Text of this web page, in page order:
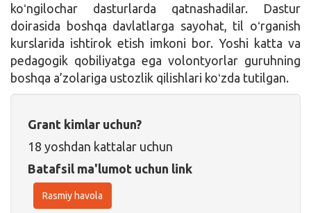
koʻngilochar dasturlarda qatnashadilar. Dastur
doirasida boshqa davlatlarga sayohat, til oʻrganish
kurslarida ishtirok etish imkoni bor. Yoshi katta va
pedagogik qobiliyatga ega volontyorlar guruhning
boshqa a’zolariga ustozlik qilishlari koʻzda tutilgan.
Grant kimlar uchun?
18 yoshdan kattalar uchun
Batafsil ma'lumot uchun link
Rasmiy havola